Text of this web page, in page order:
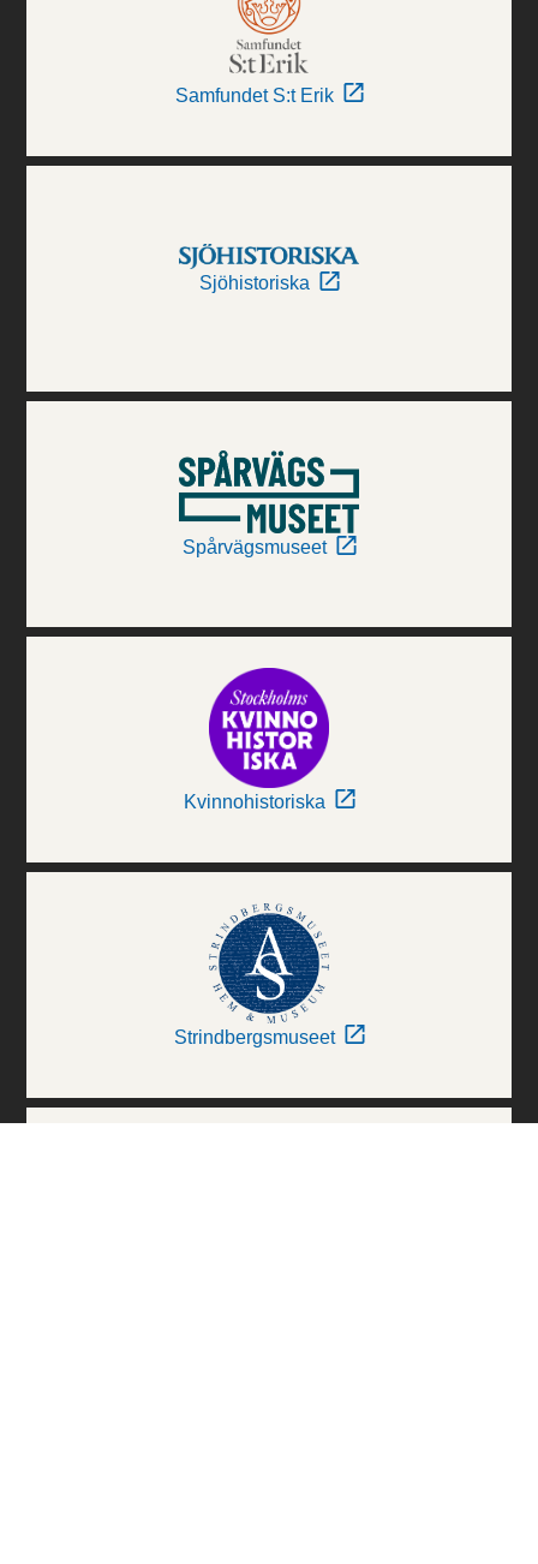
Samfundet S:t Erik
Sjöhistoriska
Spårvägsmuseet
Kvinnohistoriska
Strindbergsmuseet